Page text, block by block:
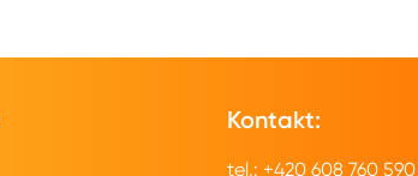
Kontakt:
tel.: +420 608 760 590